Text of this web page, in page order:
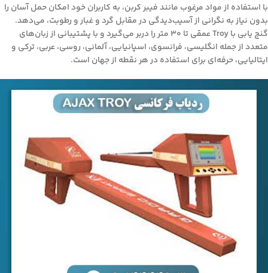
با استفاده از مواد مرغوب مانند فیبر کربن، به کاربران خود امکان حمل آسان را
بدون نیاز به نگرانی از آسیب‌دیدگی در مقابل گرد و غبار و رطوبت، می‌دهد.
گنج یابی با Troy عمقی تا 30 متر را دربر می‌گیرد و با پشتیبانی از زبان‌های
متعدد از جمله انگلیسی، فرانسوی، اسپانیایی، آلمانی، روسی، عربی، ترکی و
ایتالیایی، حرفه‌ای برای استفاده در هر نقطه از جهان است.